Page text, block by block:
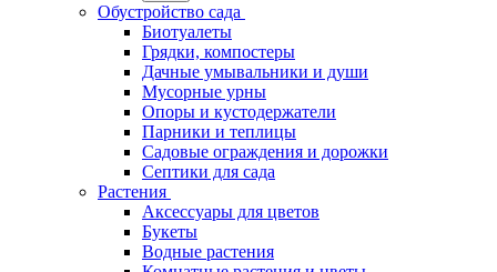
Обустройство сада
Биотуалеты
Грядки, компостеры
Дачные умывальники и души
Мусорные урны
Опоры и кустодержатели
Парники и теплицы
Садовые ограждения и дорожки
Септики для сада
Растения
Аксессуары для цветов
Букеты
Водные растения